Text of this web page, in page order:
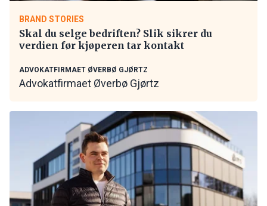
BRAND STORIES
Skal du selge bedriften? Slik sikrer du
verdien før kjøperen tar kontakt
ADVOKATFIRMAET ØVERBØ GJØRTZ
Advokatfirmaet Øverbø Gjørtz